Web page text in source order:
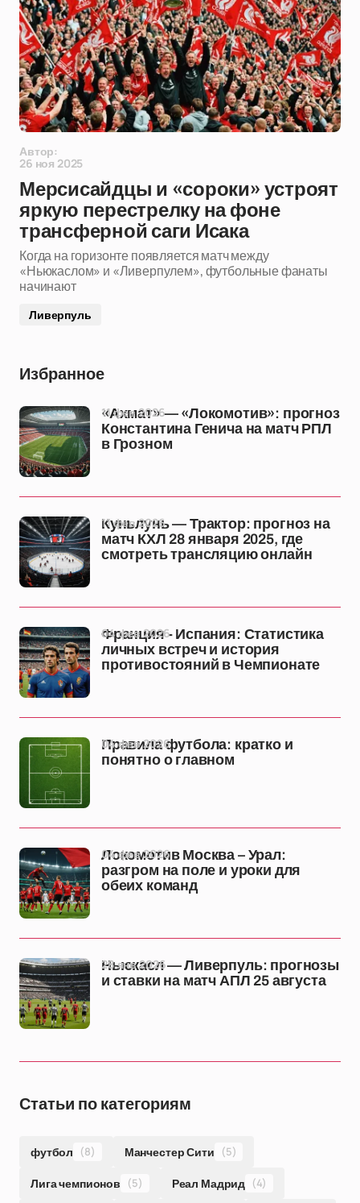
Автор:
26 ноя 2025
Мерсисайдцы и «сороки» устроят
яркую перестрелку на фоне
трансферной саги Исака
Когда на горизонте появляется матч между
«Ньюкаслом» и «Ливерпулем», футбольные фанаты
начинают
Ливерпуль
Избранное
«Ахмат» — «Локомотив»: прогноз
Константина Генича на матч РПЛ
в Грозном
11 фев 2026
Куньлунь — Трактор: прогноз на
матч КХЛ 28 января 2025, где
смотреть трансляцию онлайн
11 фев 2026
Франция - Испания: Статистика
личных встреч и история
противостояний в Чемпионате
04 фев 2026
Правила футбола: кратко и
понятно о главном
04 фев 2026
Локомотив Москва – Урал:
разгром на поле и уроки для
обеих команд
04 фев 2026
Ньюкасл — Ливерпуль: прогнозы
и ставки на матч АПЛ 25 августа
28 янв 2026
Статьи по категориям
футбол (8) Манчестер Сити (5)
Лига чемпионов (5) Реал Мадрид (4)